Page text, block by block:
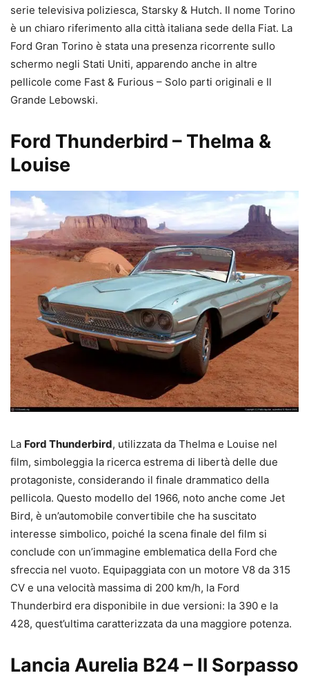
serie televisiva poliziesca, Starsky & Hutch. Il nome Torino
è un chiaro riferimento alla città italiana sede della Fiat. La
Ford Gran Torino è stata una presenza ricorrente sullo
schermo negli Stati Uniti, apparendo anche in altre
pellicole come Fast & Furious – Solo parti originali e Il
Grande Lebowski.
Ford Thunderbird – Thelma &
Louise
La Ford Thunderbird, utilizzata da Thelma e Louise nel
film, simboleggia la ricerca estrema di libertà delle due
protagoniste, considerando il finale drammatico della
pellicola. Questo modello del 1966, noto anche come Jet
Bird, è un’automobile convertibile che ha suscitato
interesse simbolico, poiché la scena finale del film si
conclude con un’immagine emblematica della Ford che
sfreccia nel vuoto. Equipaggiata con un motore V8 da 315
CV e una velocità massima di 200 km/h, la Ford
Thunderbird era disponibile in due versioni: la 390 e la
428, quest’ultima caratterizzata da una maggiore potenza.
Lancia Aurelia B24 – Il Sorpasso